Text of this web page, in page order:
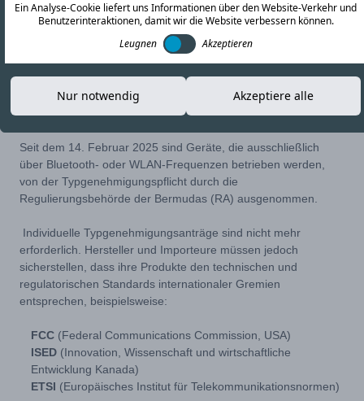
29-APR-25 Link kopieren
Seit dem 14. Februar 2025 sind Geräte, die ausschließlich
über Bluetooth- oder WLAN-Frequenzen betrieben werden,
von der Typgenehmigungspflicht durch die
Regulierungsbehörde der Bermudas (RA) ausgenommen.
Individuelle Typgenehmigungsanträge sind nicht mehr
erforderlich. Hersteller und Importeure müssen jedoch
sicherstellen, dass ihre Produkte den technischen und
regulatorischen Standards internationaler Gremien
entsprechen, beispielsweise:
FCC (Federal Communications Commission, USA)
ISED (Innovation, Wissenschaft und wirtschaftliche
Entwicklung Kanada)
ETSI (Europäisches Institut für Telekommunikationsnormen)
Ein Analyse-Cookie liefert uns Informationen über den Website-Verkehr und
Benutzerinteraktionen, damit wir die Website verbessern können.
Leugnen
Akzeptieren
Nur notwendig Akzeptiere alle